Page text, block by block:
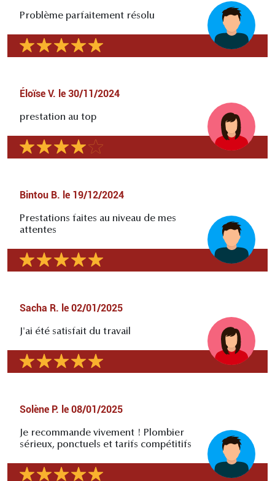
Problème parfaitement résolu
Éloïse V. le 30/11/2024
prestation au top
Bintou B. le 19/12/2024
Prestations faites au niveau de mes
attentes
Sacha R. le 02/01/2025
J'ai été satisfait du travail
Solène P. le 08/01/2025
Je recommande vivement ! Plombier
sérieux, ponctuels et tarifs compétitifs